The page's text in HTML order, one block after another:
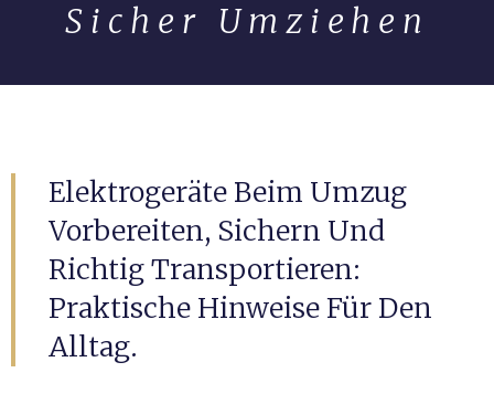
Sicher Umziehen
Elektrogeräte Beim Umzug
Vorbereiten, Sichern Und
Richtig Transportieren:
Praktische Hinweise Für Den
Alltag.